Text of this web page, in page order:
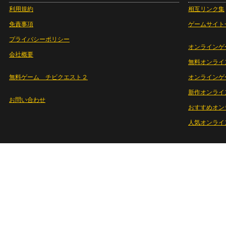
利用規約
免責事項
プライバシーポリシー
会社概要
無料ゲーム チビクエスト２
お問い合わせ
相互リンク集
ゲームサイト
オンラインゲ
無料オンライ
オンライン
新作オンライ
おすすめオ
人気オンラ